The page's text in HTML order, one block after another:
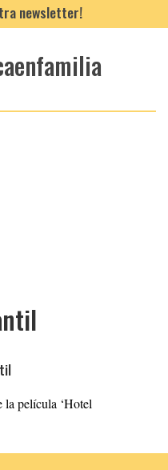
newsletter!
película ‘Hotel